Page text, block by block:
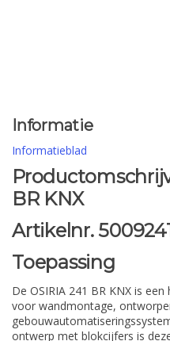
Informatie
Informatieblad
BR KNX
Artikelnr.
Toepassing
De OSIRIA 241 BR KNX is
voor wandmontage,
ontwerp met blokcijfers is